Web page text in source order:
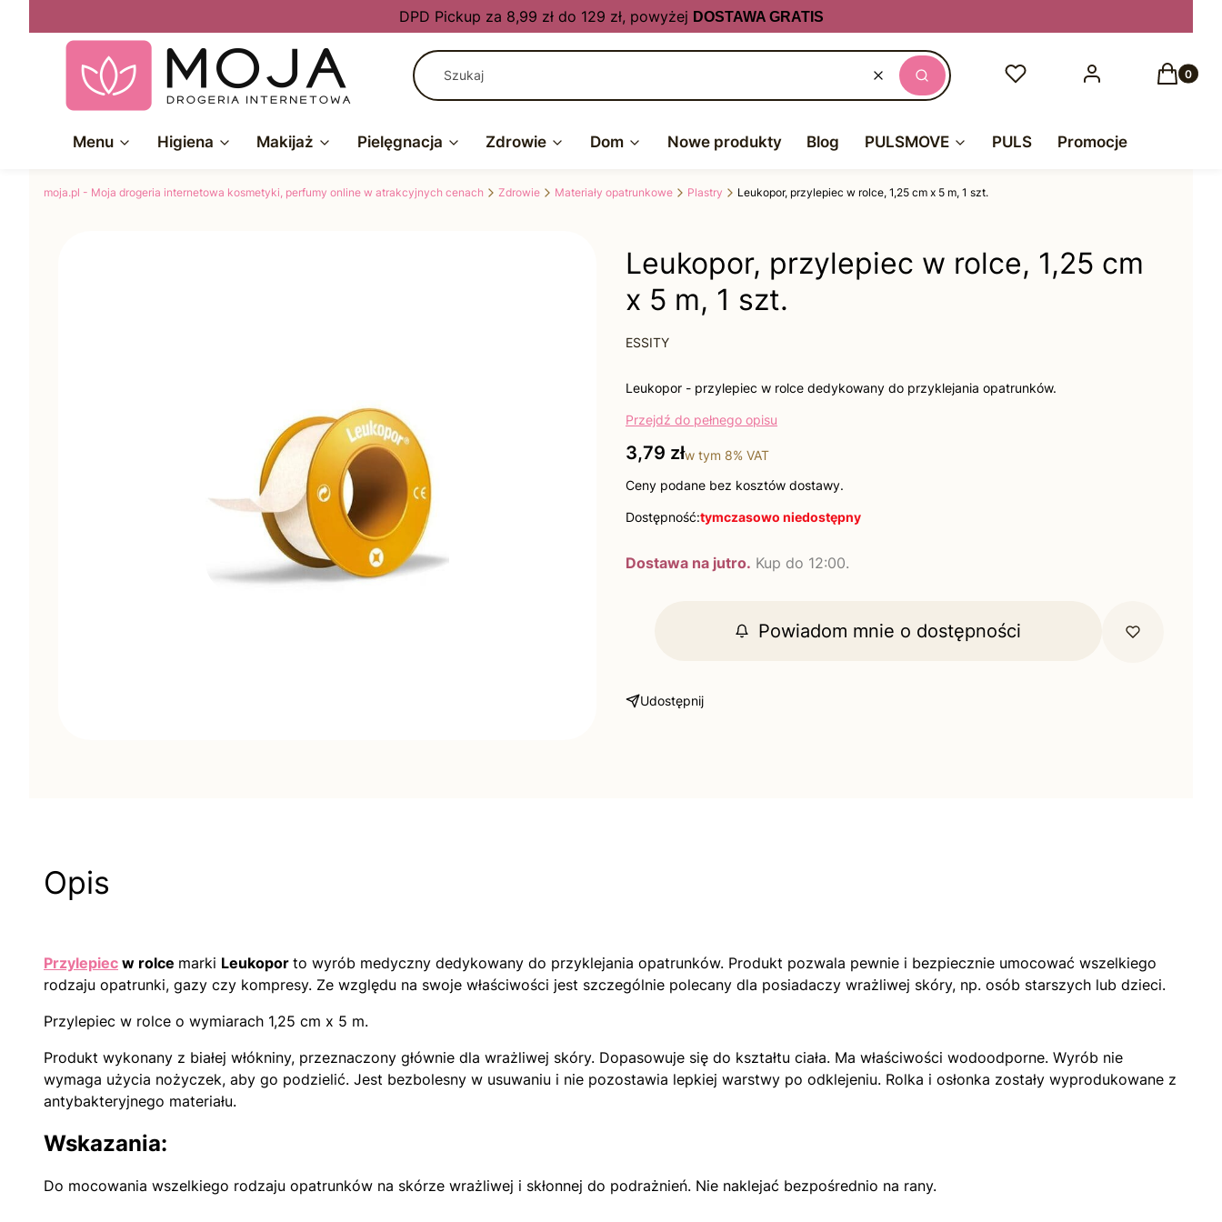
DPD Pickup za 8,99 zł do 129 zł, powyżej DOSTAWA GRATIS
WyczyśćSzukaj
Ulubione Zaloguj się Koszyk
Menu Higiena Makijaż Pielęgnacja Zdrowie Dom Nowe produkty Blog PULSMOVE PULS Promocje
moja.pl - Moja drogeria internetowa kosmetyki, perfumy online w atrakcyjnych cenach Zdrowie Materiały opatrunkowe Plastry Leukopor, przylepiec w rolce, 1,25 cm x 5 m, 1 szt.
Leukopor, przylepiec w rolce, 1,25 cm
x 5 m, 1 szt.
ESSITY
Leukopor - przylepiec w rolce dedykowany do przyklejania opatrunków.
Przejdź do pełnego opisu
Cena
3,79 złw tym 8% VAT
Ceny podane bez kosztów dostawy.
Dostępność:tymczasowo niedostępny
Dostawa na jutro. Kup do 12:00.
Powiadom mnie o dostępności
Udostępnij
Opis
Przylepiec w rolce marki Leukopor to wyrób medyczny dedykowany do przyklejania opatrunków. Produkt pozwala pewnie i bezpiecznie umocować wszelkiego
rodzaju opatrunki, gazy czy kompresy. Ze względu na swoje właściwości jest szczególnie polecany dla posiadaczy wrażliwej skóry, np. osób starszych lub dzieci.
Przylepiec w rolce o wymiarach 1,25 cm x 5 m.
Produkt wykonany z białej włókniny, przeznaczony głównie dla wrażliwej skóry. Dopasowuje się do kształtu ciała. Ma właściwości wodoodporne. Wyrób nie
wymaga użycia nożyczek, aby go podzielić. Jest bezbolesny w usuwaniu i nie pozostawia lepkiej warstwy po odklejeniu. Rolka i osłonka zostały wyprodukowane z
antybakteryjnego materiału.
Wskazania:
Do mocowania wszelkiego rodzaju opatrunków na skórze wrażliwej i skłonnej do podrażnień. Nie naklejać bezpośrednio na rany.